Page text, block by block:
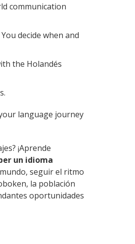
communication
decide when and
the Holandés
language journey
¡Aprende
un idioma
seguir el ritmo
la población
oportunidades